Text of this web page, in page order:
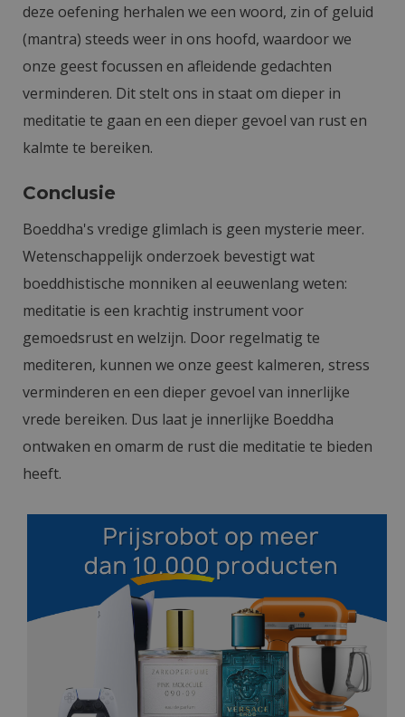
deze oefening herhalen we een woord, zin of geluid
(mantra) steeds weer in ons hoofd, waardoor we
onze geest focussen en afleidende gedachten
verminderen. Dit stelt ons in staat om dieper in
meditatie te gaan en een dieper gevoel van rust en
kalmte te bereiken.
Conclusie
Boeddha's vredige glimlach is geen mysterie meer.
Wetenschappelijk onderzoek bevestigt wat
boeddhistische monniken al eeuwenlang weten:
meditatie is een krachtig instrument voor
gemoedsrust en welzijn. Door regelmatig te
mediteren, kunnen we onze geest kalmeren, stress
verminderen en een dieper gevoel van innerlijke
vrede bereiken. Dus laat je innerlijke Boeddha
ontwaken en omarm de rust die meditatie te bieden
heeft.